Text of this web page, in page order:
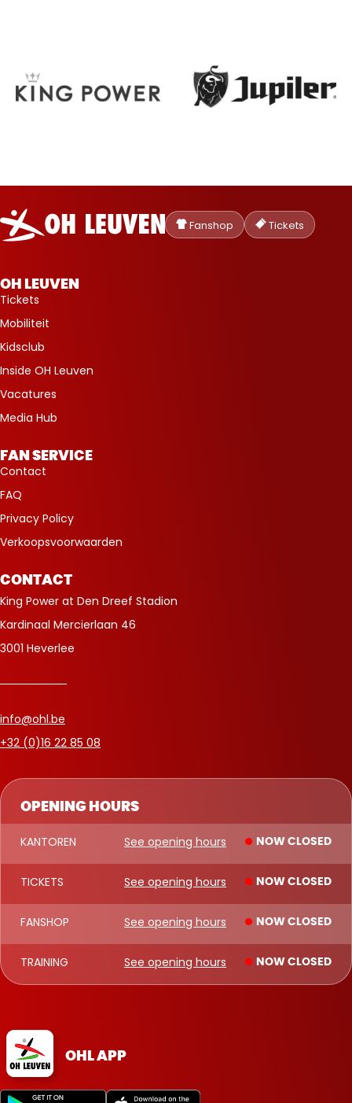
Oud-
Heverlee
Leuven
Fanshop Tickets
OPENING HOURS
KANTOREN See opening hours NOW CLOSED
TICKETS See opening hours NOW CLOSED
FANSHOP See opening hours NOW CLOSED
TRAINING See opening hours NOW CLOSED
OH LEUVEN
Tickets
Mobiliteit
Kidsclub
Inside OH Leuven
Vacatures
Media Hub
FAN SERVICE
Contact
FAQ
Privacy Policy
Verkoopsvoorwaarden
CONTACT
King Power at Den Dreef Stadion
Kardinaal Mercierlaan 46
3001 Heverlee
info@ohl.be
+32 (0)16 22 85 08
OHL APP